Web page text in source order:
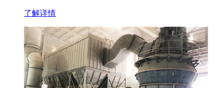
了解详情